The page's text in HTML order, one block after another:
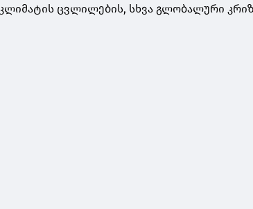
კლიმატის ცვლილების, სხვა გლობალური